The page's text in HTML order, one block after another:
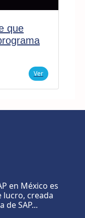
que
Ver
en México es
lucro, creada
SAP...